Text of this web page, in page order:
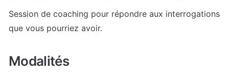
Session de coaching pour répondre aux interrogations
que vous pourriez avoir.
Modalités